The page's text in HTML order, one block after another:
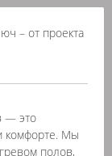
– от проекта
— это
комфорте. Мы
полов,